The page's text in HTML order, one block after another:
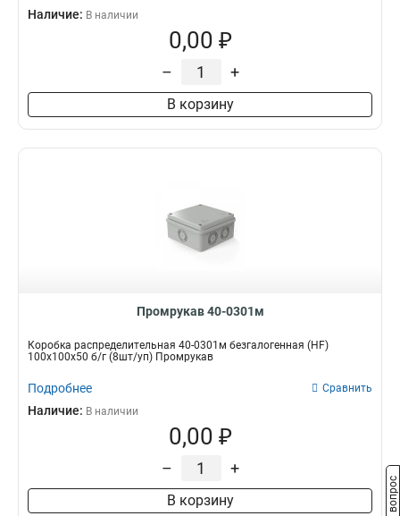
Наличие: В наличии
0,00 ₽
– +
В корзину
Промрукав 40-0301м
Коробка распределительная 40-0301м безгалогенная (HF)
100х100х50 б/г (8шт/уп) Промрукав
Подробнее Сравнить
Наличие: В наличии
0,00 ₽
– +
В корзину